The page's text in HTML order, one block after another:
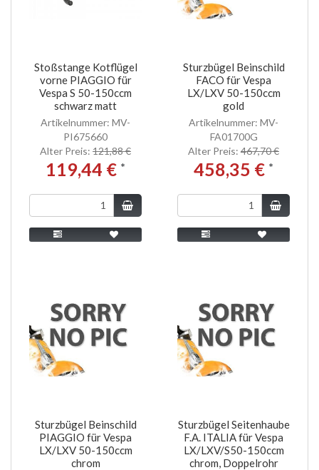
Stoßstange Kotflügel
vorne PIAGGIO für
Vespa S 50-150ccm
schwarz matt
Artikelnummer: MV-
PI675660
Alter Preis: 121,88 €
119,44 € *
Sturzbügel Beinschild
FACO für Vespa
LX/LXV 50-150ccm
gold
Artikelnummer: MV-
FA01700G
Alter Preis: 467,70 €
458,35 € *
Sturzbügel Beinschild
PIAGGIO für Vespa
LX/LXV 50-150ccm
chrom
Sturzbügel Seitenhaube
F.A. ITALIA für Vespa
LX/LXV/S50-150ccm
chrom, Doppelrohr